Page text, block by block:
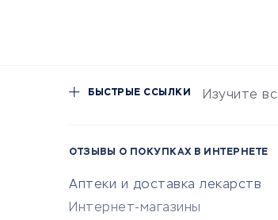
БЫСТРЫЕ ССЫЛКИ Изучите
ОТЗЫВЫ О ПОКУПКАХ В ИНТЕРНЕТЕ
Аптеки и доставка лекарств
Интернет-магазины